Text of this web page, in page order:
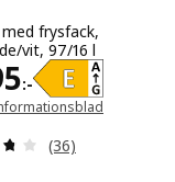
Totalt antal
frysfack,
vit, 97/16 l
:-
Recensera:
(36)